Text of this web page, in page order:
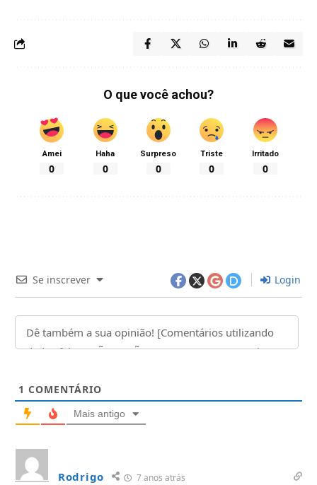
O que você achou?
Amei
0
Haha
0
Surpreso
0
Triste
0
Irritado
0
Se inscrever Login
1 COMENTÁRIO
Mais antigo
Rodrigo 7 anos atrás